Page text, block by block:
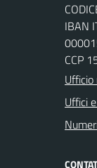
IBAN
CCP
Uffici